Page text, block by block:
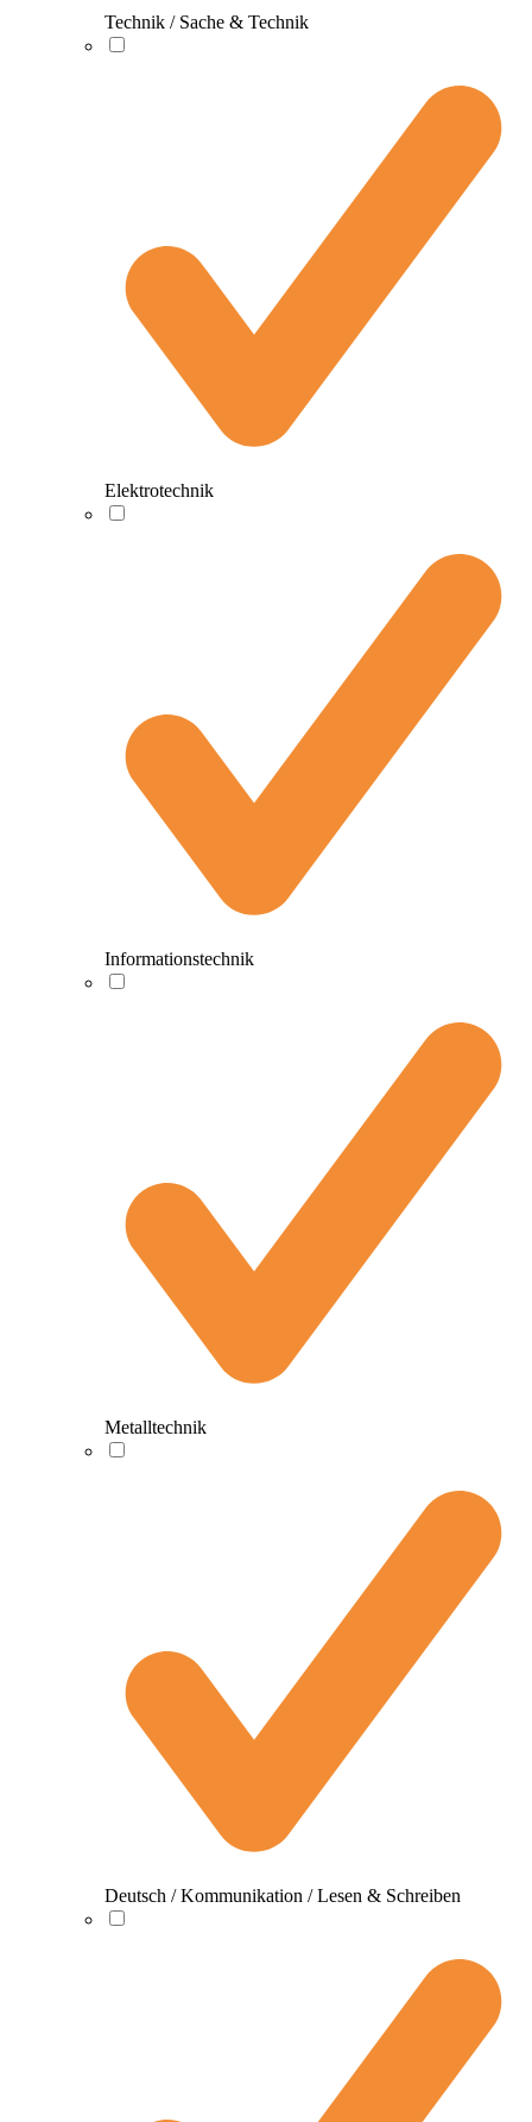
Technik / Sache & Technik
Elektrotechnik
Informationstechnik
Metalltechnik
Deutsch / Kommunikation / Lesen & Schreiben